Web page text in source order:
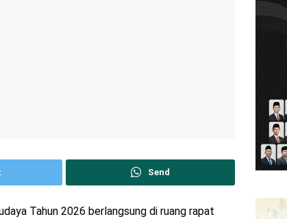
Send
Tahun 2026 berlangsung di ruang rapat